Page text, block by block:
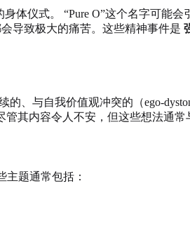
体仪式。 “Pure O”这个名字可能
导致极大的痛苦。这些精神事件是
、与自我价值观冲突的（ego-
其内容令人不安，但这些想法通常
题通常包括：